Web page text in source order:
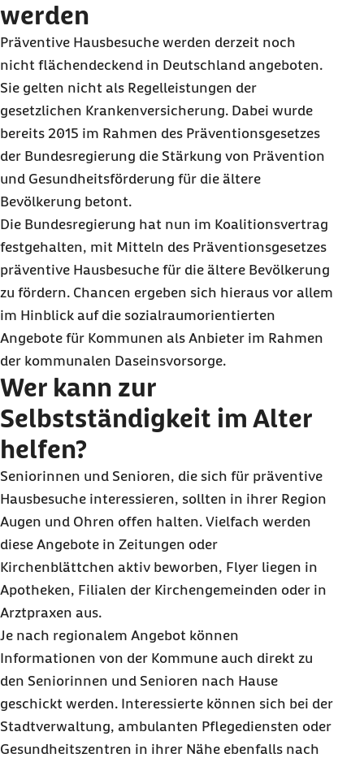
werden
Präventive Hausbesuche werden derzeit noch
nicht flächendeckend in Deutschland angeboten.
Sie gelten nicht als Regelleistungen der
gesetzlichen Krankenversicherung. Dabei wurde
bereits 2015 im Rahmen des Präventionsgesetzes
der Bundesregierung die Stärkung von Prävention
und Gesundheitsförderung für die ältere
Bevölkerung betont.
Die Bundesregierung hat nun im Koalitionsvertrag
festgehalten, mit Mitteln des Präventionsgesetzes
präventive Hausbesuche für die ältere Bevölkerung
zu fördern. Chancen ergeben sich hieraus vor allem
im Hinblick auf die sozialraumorientierten
Angebote für Kommunen als Anbieter im Rahmen
der kommunalen Daseinsvorsorge.
Wer kann zur
Selbstständigkeit im Alter
helfen?
Seniorinnen und Senioren, die sich für präventive
Hausbesuche interessieren, sollten in ihrer Region
Augen und Ohren offen halten. Vielfach werden
diese Angebote in Zeitungen oder
Kirchenblättchen aktiv beworben, Flyer liegen in
Apotheken, Filialen der Kirchengemeinden oder in
Arztpraxen aus.
Je nach regionalem Angebot können
Informationen von der Kommune auch direkt zu
den Seniorinnen und Senioren nach Hause
geschickt werden. Interessierte können sich bei der
Stadtverwaltung, ambulanten Pflegediensten oder
Gesundheitszentren in ihrer Nähe ebenfalls nach